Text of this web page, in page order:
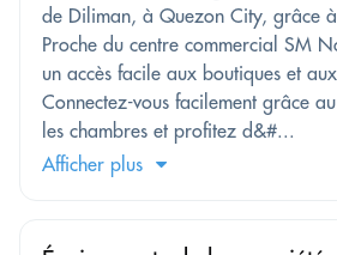
de Diliman, à Quezon City, grâce
Proche du centre commercial SM
un accès facile aux boutiques et
Connectez-vous facilement grâce
les chambres et profitez d&#...
Afficher plus